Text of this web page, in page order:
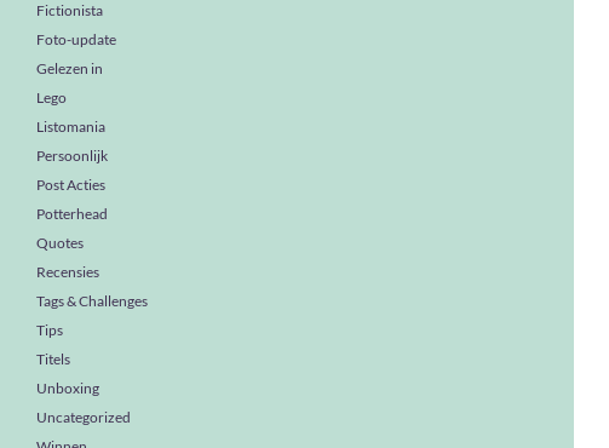
Fictionista
Foto-update
Gelezen in
Lego
Listomania
Persoonlijk
Post Acties
Potterhead
Quotes
Recensies
Tags & Challenges
Tips
Titels
Unboxing
Uncategorized